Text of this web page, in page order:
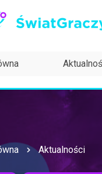
Aktualności